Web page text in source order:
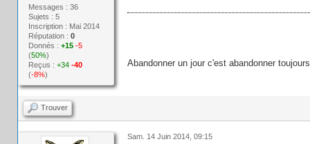
Messages : 36
Sujets : 5
Inscription : Mai 2014
Réputation :0
Donnés :+15 -5
(50%)
Reçus :+34 -40
(-8%)
Abandonner un jour c'est abandonner toujours
Trouver
Sam. 14 Juin 2014, 09:15